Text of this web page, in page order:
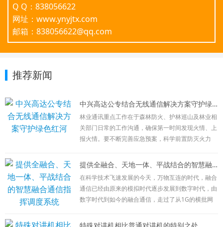
Q Q：838056622
网址：www.ynyjtx.com
邮箱：838056622@qq.com
推荐新闻
中兴高达公专结合无线通信解决方案守护绿色红河
林业通讯重点工作在于森林防火、护林巡山及林业相
关部门日常的工作沟通，确保第一时间发现火情、上
报火情。要不断完善应急预案，科学前置防灭火力
去、信息能畅通，有力有序有效处置火灾扑救、火场
目前林业通讯方式主要有以下几种：公网通讯：
在林区外围相应负责人向总部进行日常沟通及工作汇
报使用，该通讯方式简单，接续时间长，但受网络限
提供全融合、天地一体、平战结合的智慧融合通信指挥调度系统
在科学技术飞速发展的今天，万物互连的时代，融合
通信已经由原来的模拟时代逐步发展到数字时代，由
数字时代到如今的融合通信，走过了从1G的横批网
网结合；现在宽窄融合、公专结合已经满足不了广大
特殊对讲机相比普通对讲机的特别之处